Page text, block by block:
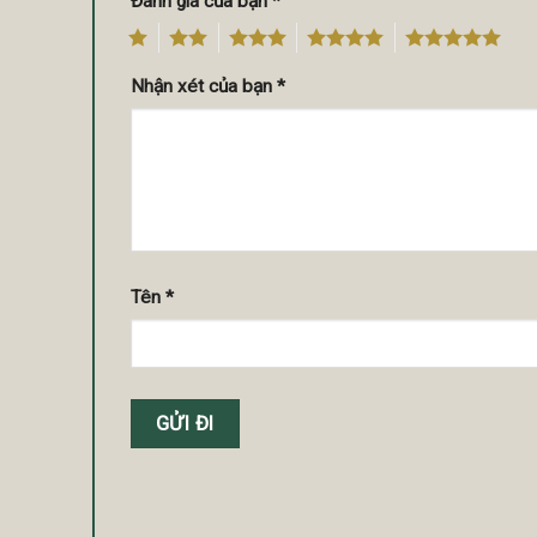
4 5
Nhận xét của bạn *
Tên *